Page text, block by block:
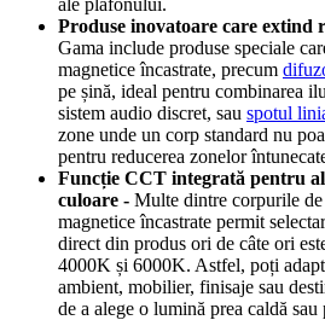
Produse inovatoare care extind
Gama include produse speciale
magnetice încastrate, precum
pe șină, ideal pentru combinarea
sistem audio discret, sau spotul
zone unde un corp standard nu
pentru reducerea zonelor
Funcție CCT integrată pentru
culoare - Multe dintre corpurile
magnetice încastrate permit
direct din produs ori de câte ori
4000K și 6000K. Astfel, poți
ambient, mobilier, finisaje sau
de a alege o lumină prea caldă